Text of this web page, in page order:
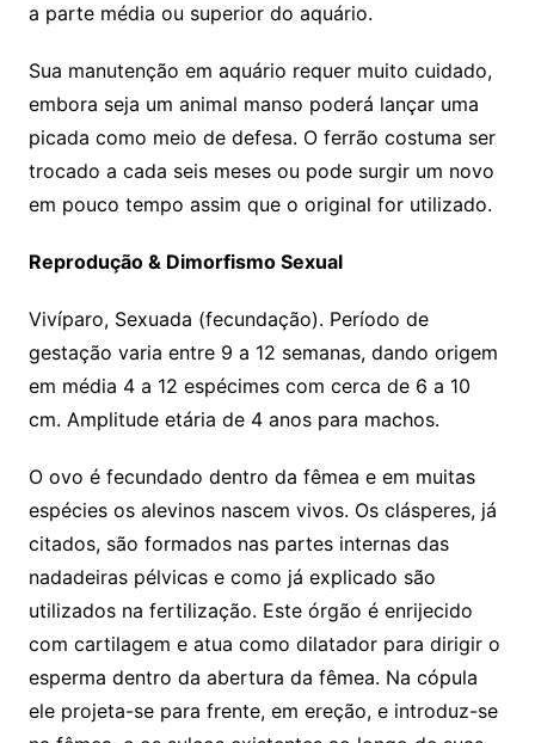
a parte média ou superior do aquário.
Sua manutenção em aquário requer muito cuidado,
embora seja um animal manso poderá lançar uma
picada como meio de defesa. O ferrão costuma ser
trocado a cada seis meses ou pode surgir um novo
em pouco tempo assim que o original for utilizado.
Reprodução & Dimorfismo Sexual
Vivíparo, Sexuada (fecundação). Período de
gestação varia entre 9 a 12 semanas, dando origem
em média 4 a 12 espécimes com cerca de 6 a 10
cm. Amplitude etária de 4 anos para machos.
O ovo é fecundado dentro da fêmea e em muitas
espécies os alevinos nascem vivos. Os clásperes, já
citados, são formados nas partes internas das
nadadeiras pélvicas e como já explicado são
utilizados na fertilização. Este órgão é enrijecido
com cartilagem e atua como dilatador para dirigir o
esperma dentro da abertura da fêmea. Na cópula
ele projeta-se para frente, em ereção, e introduz-se